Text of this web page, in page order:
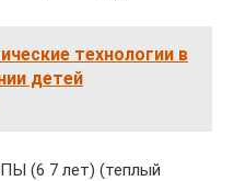
технологии в
детей
(6 7 лет) (теплый